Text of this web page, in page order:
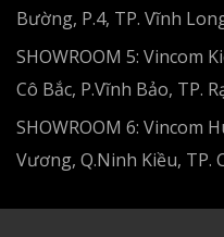
Bường, P.4, TP. Vĩnh
SHOWROOM 5: Vincom
Cô Bắc, P.Vĩnh Bảo, TP.
SHOWROOM 6: Vincom
Vương, Q.Ninh Kiều, TP.